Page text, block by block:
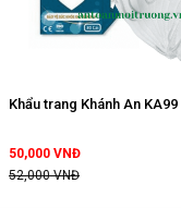
Khẩu trang Khánh An KA99
50,000 VNĐ
52,000 VNĐ